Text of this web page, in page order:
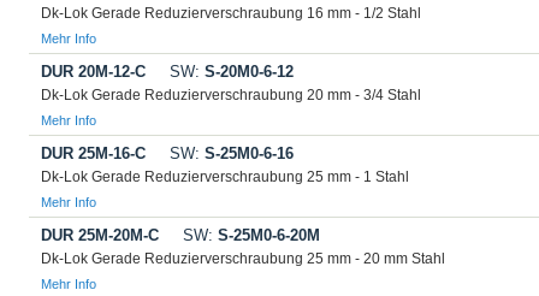
Dk-Lok Gerade Reduzierverschraubung 16 mm - 1/2 Stahl
Mehr Info
DUR 20M-12-C SW: S-20M0-6-12
Dk-Lok Gerade Reduzierverschraubung 20 mm - 3/4 Stahl
Mehr Info
DUR 25M-16-C SW: S-25M0-6-16
Dk-Lok Gerade Reduzierverschraubung 25 mm - 1 Stahl
Mehr Info
DUR 25M-20M-C SW: S-25M0-6-20M
Dk-Lok Gerade Reduzierverschraubung 25 mm - 20 mm Stahl
Mehr Info